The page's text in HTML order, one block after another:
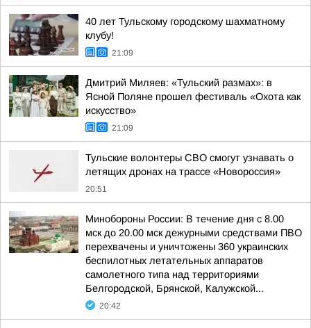
40 лет Тульскому городскому шахматному
клубу!
21:09
Дмитрий Миляев: «Тульский размах»: в
Ясной Поляне прошел фестиваль «Охота как
искусство»
21:09
Тульские волонтеры СВО смогут узнавать о
летящих дронах на трассе «Новороссия»
20:51
Минобороны России: В течение дня с 8.00
мск до 20.00 мск дежурными средствами ПВО
перехвачены и уничтожены 360 украинских
беспилотных летательных аппаратов
самолетного типа над территориями
Белгородской, Брянской, Калужской...
20:42